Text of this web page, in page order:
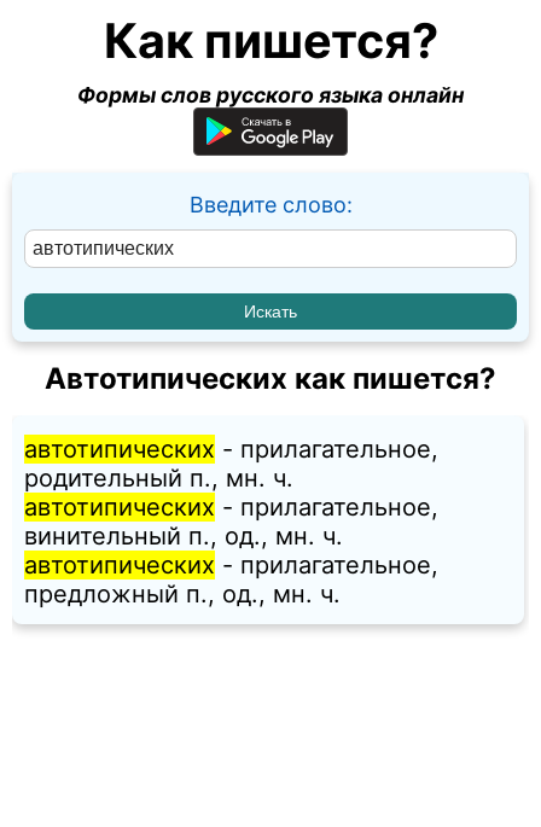
Как пишется?
Формы слов русского языка онлайн
Введите слово:
Автотипических как пишется?
автотипических - прилагательное,
родительный п., мн. ч.
автотипических - прилагательное,
винительный п., од., мн. ч.
автотипических - прилагательное,
предложный п., од., мн. ч.